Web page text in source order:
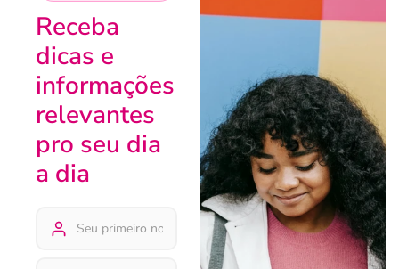
Receba
dicas e
informações
relevantes
pro seu dia
a dia